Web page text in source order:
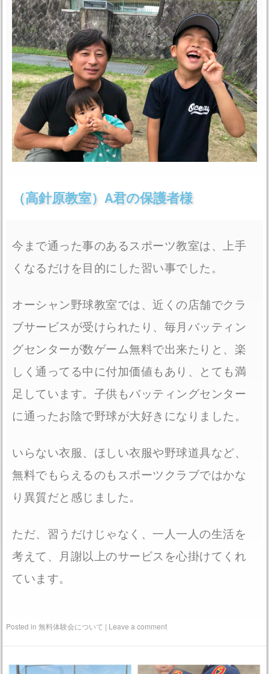
（高針原教室）A君の保護者様
今まで通った事のあるスポーツ教室は、上手
くなるだけを目的にした習い事でした。
オーシャン野球教室では、近くの店舗でクラ
ブサービスが受けられたり、毎月バッティン
グセンターが数ゲーム無料で出来たりと、楽
しく通ってる中に付加価値もあり、とても満
足しています。子供もバッティングセンター
に通ったお陰で野球が大好きになりました。
いらない衣服、ほしい衣服や野球道具など、
無料でもらえるのもスポーツクラブではかな
り異質だと感じました。
ただ、習うだけじゃなく、一人一人の生活を
考えて、月謝以上のサービスを心掛けてくれ
ています。
Posted in無料体験会について | Leave a comment